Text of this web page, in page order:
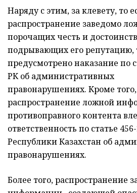
Наряду с этим, за клевету, то
распространение заведомо
порочащих честь и
подрывающих его репутацию,
предусмотрено наказание по
РК об административных
правонарушениях. Кроме
распространение ложной
противоправного контента
ответственность по статье
Республики Казахстан об
правонарушениях.
Более того, распространение